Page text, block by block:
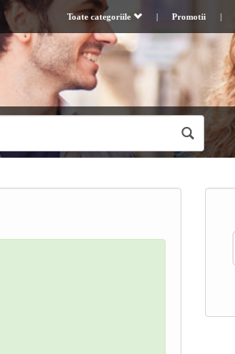
Toate categoriile | Promotii |